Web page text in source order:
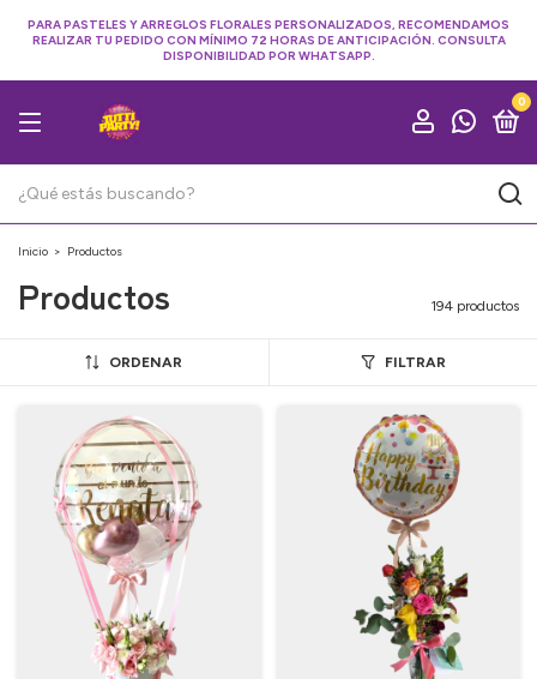
PARA PASTELES Y ARREGLOS FLORALES PERSONALIZADOS, RECOMENDAMOS
REALIZAR TU PEDIDO CON MÍNIMO 72 HORAS DE ANTICIPACIÓN. CONSULTA
DISPONIBILIDAD POR WHATSAPP.
0
Inicio > Productos
Productos 194 productos
ORDENAR FILTRAR